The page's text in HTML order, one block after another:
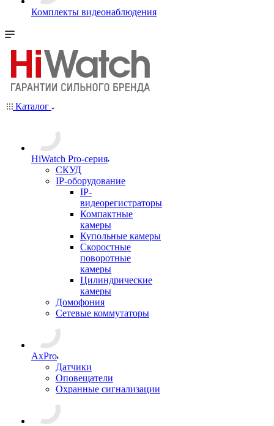
Комплекты видеонаблюдения
Каталог
HiWatch Pro-серия
CКУД
IP-оборудование
IP-
видеорегистраторы
Компактные
камеры
Купольные камеры
Скоростные
поворотные
камеры
Цилиндрические
камеры
Домофония
Сетевые коммутаторы
AxPro
Датчики
Оповещатели
Охранные сигнализации